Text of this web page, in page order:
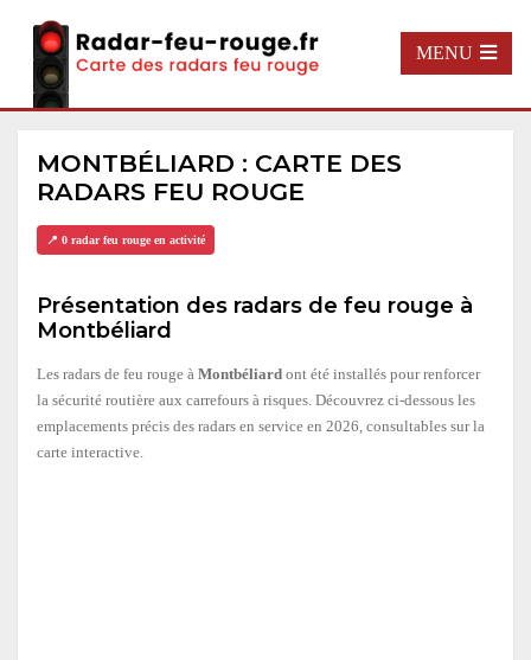
MENU
MONTBÉLIARD : CARTE DES
RADARS FEU ROUGE
📍 0 radar feu rouge en activité
Présentation des radars de feu rouge à
Montbéliard
Les radars de feu rouge à Montbéliard ont été installés pour renforcer
la sécurité routière aux carrefours à risques. Découvrez ci-dessous les
emplacements précis des radars en service en 2026, consultables sur la
carte interactive.